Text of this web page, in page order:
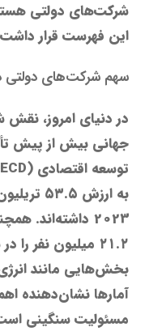
این فهرست قرار
سهم شرکت‌های دولتی
جهانی بیش از پیش
۲۱.۲ میلیون نفر
بخش‌هایی مانند
آمارها نشان‌دهنده
مسئولیت سنگینی